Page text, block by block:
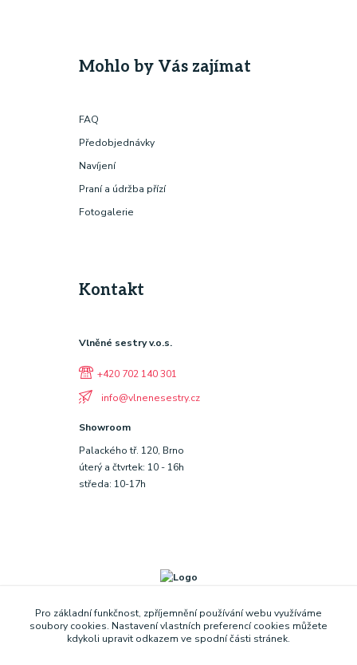
Mohlo by Vás zajímat
FAQ
Předobjednávky
Navíjení
Praní a údržba přízí
Fotogalerie
Kontakt
Vlněné sestry v.o.s.
+420 702 140 301
info@vlnenesestry.cz
Showroom
Palackého tř. 120, Brno
úterý a čtvrtek: 10 - 16h
středa: 10-17h
Pro základní funkčnost, zpříjemnění používání webu využíváme
soubory cookies. Nastavení vlastních preferencí cookies můžete
kdykoli upravit odkazem ve spodní části stránek.